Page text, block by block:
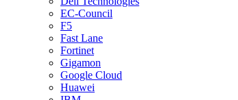
EC-Council
F5
Fast Lane
Fortinet
Gigamon
Google Cloud
Huawei